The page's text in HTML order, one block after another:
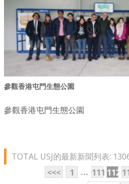
參觀香港屯門生態公園
參觀香港屯門生態公園
TOTAL USJ的最新新聞列表:
<<<
1 ... 111 112